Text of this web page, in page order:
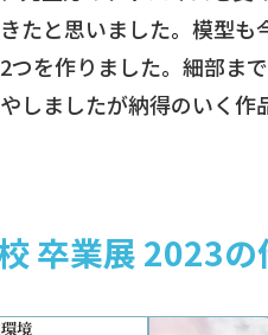
たと思いました。模型
つを作りました。細部ま
しましたが納得のいく作
卒業展 2023の